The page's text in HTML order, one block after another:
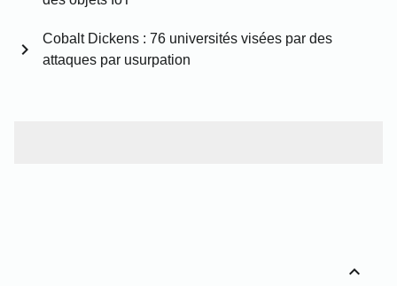
Cobalt Dickens : 76 universités visées par des
attaques par usurpation
chevron_right
expand_less